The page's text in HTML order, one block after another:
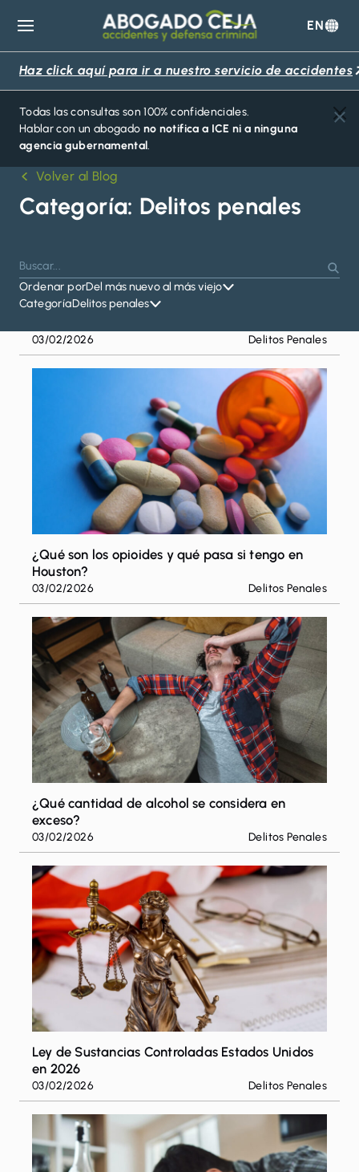
Abogado
Ceja
EN
Haz click aquí para ir a nuestro servicio de accidentes
Todas las consultas son 100% confidenciales.
Hablar con un abogado no notifica a ICE ni a ninguna
agencia gubernamental.
Volver al Blog
Categoría: Delitos penales
Buscar
por:
Presiona
Enter
para
buscar
Escape
Ordenar porDel más nuevo al más viejo
CategoríaDelitos penales
03/02/2026 Delitos Penales
¿Qué son los opioides y qué pasa si tengo en
Houston?
03/02/2026 Delitos Penales
¿Qué cantidad de alcohol se considera en
exceso?
03/02/2026 Delitos Penales
Ley de Sustancias Controladas Estados Unidos
en 2026
03/02/2026 Delitos Penales